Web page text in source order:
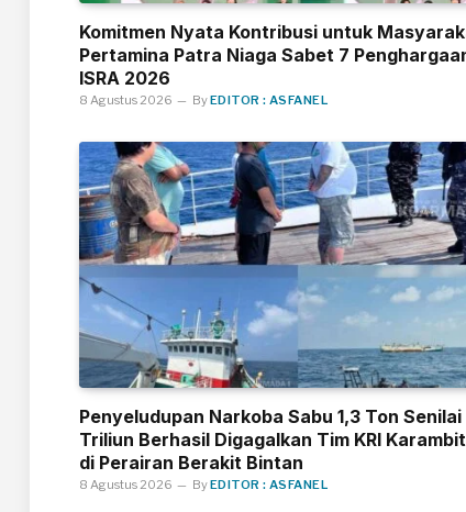
Komitmen Nyata Kontribusi untuk
Pertamina Patra Niaga Sabet 7
ISRA 2026
8 Agustus 2026 ByEDITOR : ASFANEL
Penyeludupan Narkoba Sabu 1,3 Ton Senilai
Triliun Berhasil Digagalkan Tim KRI
di Perairan Berakit Bintan
8 Agustus 2026 ByEDITOR : ASFANEL